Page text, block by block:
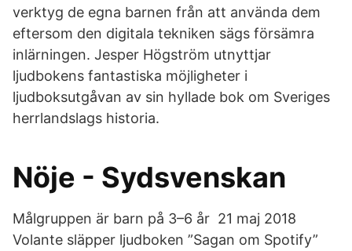
verktyg de egna barnen från att använda dem
eftersom den digitala tekniken sägs försämra
inlärningen. Jesper Högström utnyttjar
ljudbokens fantastiska möjligheter i
ljudboksutgåvan av sin hyllade bok om Sveriges
herrlandslags historia.
Nöje - Sydsvenskan
Målgruppen är barn på 3–6 år 21 maj 2018
Volante släpper ljudboken ”Sagan om Spotify”